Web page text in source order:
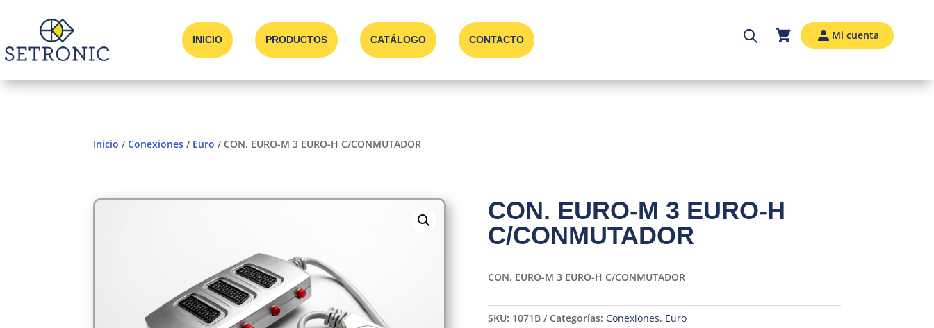
INICIO PRODUCTOS CATÁLOGO CONTACTO Mi cuenta
Inicio /Conexiones / Euro / CON. EURO-M 3 EURO-H C/CONMUTADOR
CON. EURO-M 3 EURO-H
C/CONMUTADOR
CON. EURO-M 3 EURO-H C/CONMUTADOR
SKU: 1071B Categorías: Conexiones, Euro